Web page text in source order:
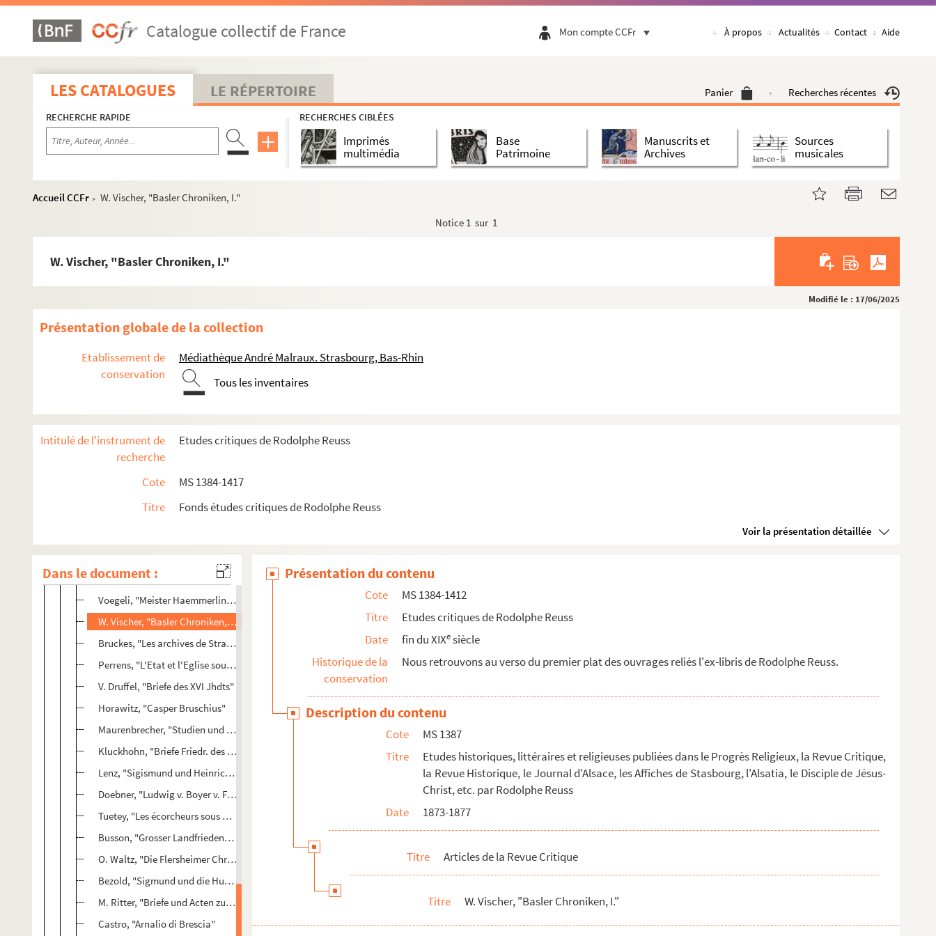
Catalogue collectif de France Mon compte CCFr À propos Actualités Contact Aide
LES CATALOGUES LE RÉPERTOIRE Panier Recherches récentes
RECHERCHE RAPIDE RECHERCHES CIBLÉES
Imprimés
multimédia
Base
Patrimoine
Manuscrits et
Archives
Sources
musicales
Accueil CCFr > W. Vischer, "Basler Chroniken, I."
Notice 1 sur 1
W. Vischer, "Basler Chroniken, I."
Modifié le : 17/06/2025
Présentation globale de la collection
Etablissement de
conservation
Médiathèque André Malraux. Strasbourg, Bas-Rhin
Tous les inventaires
Intitulé de l'instrument de
recherche
Etudes critiques de Rodolphe Reuss
Cote
MS 1384-1417
Titre
Fonds études critiques de Rodolphe Reuss
Voir la présentation détaillée
Dans le document :
Pingaud, "La politique de Saint-Grégoire le Grand"
Erdmann Doerfer, "Urkunden zur Gesch. Fried. Wilhelm's, VI.
Droysen, "Gustav-Adolf, B. II."
Grün, "Lulturges chichte des XVI Jahrhunderts"
De Hübner, "Sixte-Quint"
Koniecki, "Geschichte der Reformation in Polen"
Geilfuss, "Entstehung des Eidgen. Bundes"
Palacky, "Documenta Joh. Huss vitam, etc."
Koehler, "Luther's Reisen"
Pauli, "Lübensche Zustände im Mittelalter"
Baum, "Procès de Baudichonde Maison neuve"
Heigel, "Ludvig v. Bayern"
Ulmann, "Franz v. Sickingen"
Roget, "Histoire de fenêtre I-II"
Scholz, "Enverbung der Mark Brandenburg"
Voegeli, "Meister Haemmerlins Schroften"
W. Vischer, "Basler Chroniken, I."
Bruckes, "Les archives de Strasbourg"
Perrens, "L'Etat et l'Eglise sous Henri IV"
V. Druffel, "Briefe des XVI Jhdts"
Horawitz, "Casper Bruschius"
Maurenbrecher, "Studien und Skizzen zur Geschichte der Reformationszeit"
Kluckhohn, "Briefe Friedr. des Frommen II-III"
Lenz, "Sigismund und Heinrich v. England"
Doebner, "Ludwig v. Boyer v. Fried. der Schoene"
Tuetey, "Les écorcheurs sous Charles VII"
Busson, "Grosser Landfriedenbund"
O. Waltz, "Die Flersheimer Chronik"
Bezold, "Sigmund und die Huniten Kriege"
M. Ritter, "Briefe und Acten zur Geschichte des dreissigjaehrigen Krieges, I."
Castro, "Arnalio di Brescia"
Présentation du contenu
Cote
MS 1384-1412
Titre
Etudes critiques de Rodolphe Reuss
Date
fin du XIXesiècle
Historique de la
conservation
Nous retrouvons au verso du premier plat des ouvrages reliés l'ex-libris de Rodolphe Reuss.
Description du contenu
Cote
MS 1387
Titre
Etudes historiques, littéraires et religieuses publiées dans le Progrès Religieux, la Revue Critique,
la Revue Historique, le Journal d'Alsace, les Affiches de Stasbourg, l'Alsatia, le Disciple de Jésus-
Christ, etc. par Rodolphe Reuss
Date
1873-1877
Titre Articles de la Revue Critique
Titre W. Vischer, "Basler Chroniken, I."